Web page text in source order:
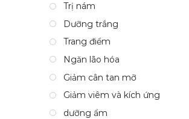
Trị nám
Dưỡng trắng
Trang điểm
Ngăn lão hóa
Giảm cân tan mỡ
Giảm viêm và kích ứng
dưỡng ẩm